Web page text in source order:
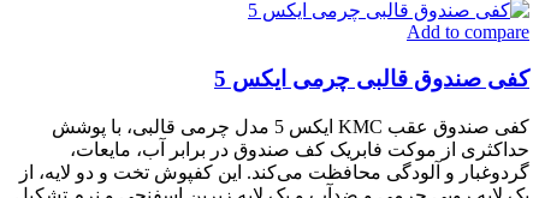
Add to compare
کفی صندوق قالبی چرمی ایکس 5
کفی صندوق عقب KMC ایکس 5 مدل چرمی قالبی، با پوشش
حداکثری از موکت فابریک کف صندوق در برابر آب، مایعات،
گردوغبار و آلودگی محافظت می‌کند. این کفپوش تخت و دو لایه، از